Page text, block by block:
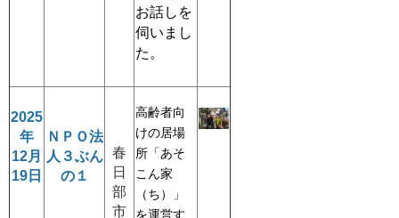
お話しを
伺いまし
た。
2025
年
12月
19日
ＮＰＯ法
人３ぶん
の１
春
日
部
市
高齢者向
けの居場
所「あそ
こん家
（ち）
」
を運営す